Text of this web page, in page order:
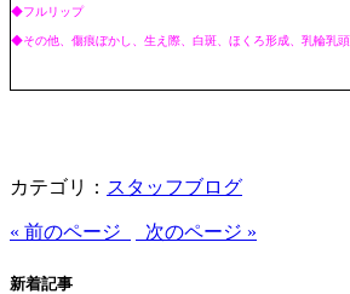
◆フルリップ
◆その他、傷痕ぼかし、生え際、白斑、ほくろ形成、乳輪乳頭
カテゴリ： スタッフブログ
« 前のページ 次のページ »
新着記事